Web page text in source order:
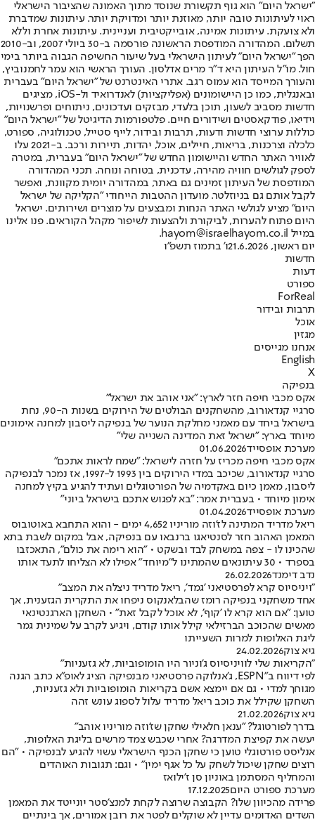
"ישראל היום" הוא גוף תקשורת שנוסד מתוך האמונה שהציבור הישראלי
ראוי לעיתונות טובה יותר, מאוזנת יותר ומדויקת יותר. עיתונות שמדברת
ולא צועקת. עיתונות אמינה, אובייקטיבית ועניינית. עיתונות אחרת וללא
תשלום. המהדורה המודפסת הראשונה פורסמה ב-30 ביולי 2007, וב-2010
הפך "ישראל היום" לעיתון הישראלי בעל שיעור החשיפה הגבוה ביותר בימי
חול. מו"ל העיתון היא ד"ר מרים אדלסון. העורך הראשי הוא עמר לחמנוביץ,
והעורך המייסד הוא עמוס רגב. אתרי האינטרנט של "ישראל היום" בעברית
ובאנגלית, כמו כן היישומונים (אפליקציות) לאנדרואיד ול-iOS, מציגים
חדשות מסביב לשעון, תוכן בלעדי, מבזקים ועדכונים, ניתוחים ופרשנויות,
וידיאו, פודקאסטים ושידורים חיים. פלטפורמות הדיגיטל של "ישראל היום"
כוללות ערוצי חדשות ודעות, תרבות ובידור, לייף סטייל, טכנולוגיה, ספורט,
כלכלה וצרכנות, בריאות, חיילים, אוכל, יהדות, תיירות ורכב. ב-2021 עלו
לאוויר האתר החדש והיישומון החדש של "ישראל היום" בעברית, במטרה
לספק לגולשים חוויה מהירה, עדכנית, בטוחה ונוחה. תכני המהדורה
המודפסת של העיתון זמינים גם באתר, במהדורה יומית מקוונת, ואפשר
לקבל אותם גם בניוזלטר. מועדון ההטבות הייחודי "הקליקה של ישראל
היום" מציע לגולשי האתר הנחות ומבצעים על מוצרים ושירותים. ישראל
היום פתוח להערות, לביקורת ולהצעות לשיפור מקהל הקוראים. פנו אלינו
במייל hayom@israelhayom.co.il.
יום ראשון, 21.6.2026
ו' בתמוז תשפ"ו
חדשות
דעות
ספורט
ForReal
תרבות ובידור
אוכל
מגזין
אנחנו מגייסים
English
X
בנפיקה
אקס מכבי חיפה חזר לארץ: "אני אוהב את ישראל"
סרגיי קנדאורוב, מהשחקנים הבולטים של הירוקים בשנות ה-90, נחת
בישראל ביחד עם מאמני מחלקת הנוער של בנפיקה ליסבון למחנה אימונים
מיוחד בארץ: "ישראל זאת המדינה השנייה שלי"
מערכת אופסייד01.06.2026
אקס מכבי חיפה מכריז על חזרה לישראל: "שמח לראות אתכם"
סרגיי קנדאורוב, שכיכב במדי הירוקים בין 1993 ל-1997, אז נמכר לבנפיקה
ליסבון, מאמן כיום באקדמיה של הפורטוגלים ועתיד להגיע בקיץ למחנה
אימון מיוחד • בעברית אמר: "בא לפגוש אתכם בישראל ביוני"
מערכת אופסייד01.04.2026
ריאל מדריד המתינה לז'וזה מוריניו 4,652 ימים - והוא התחבא באוטובוס
המאמן האהוב חזר לסנטיאגו ברנבאו עם בנפיקה, אבל במקום לשבת בתא
שהכינו לו - צפה במשחק לבד ובשקט • "הוא רימה את כולם", התאכזבו
בספרד • 30 עיתונאים שהמתינו ל"מיוחד" אפילו לא הצליחו לתעד אותו
נדב דימנד26.02.2026
"ויניסיוס קרא לפרסטיאני 'גמד', ריאל מדריד ניצלה את המצב"
אחד משחקני בנפיקה רומז שהבלאנקוס ניפחו את התקרית הגזענית, אך
טוען: "אם הוא קרא לו 'קוף', לא אוכל לקבל זאת" • השחקן הארגנטינאי
מאשים שהכוכב הברזילאי קילל אותו קודם, ויגיע לקרב על שמינית גמר
ליגת האלופות למרות השעייתו
גיא צוק24.02.2026
"הקריאות שלי לוויניסיוס ג'וניור היו הומופוביות, לא גזעניות"
לפי דיווח ב"ESPN, ג'אנלוקה פרסטיאני מבנפיקה הציג לאופ"א כתב הגנה
מגוחך למדי • גם אם יימצא אשם בקריאות הומופוביות ולא גזעניות,
השחקן שקילל את כוכב ריאל מדריד עלול לספוג עונש זהה
גיא צוק21.02.2026
בדרך לפורטוגל? "ענאן חלאילי שחקן שז'וזה מוריניו אוהב"
יעשה את קפיצת המדרגה? אחרי שכבש צמד מרשים בליגת האלופות,
אנליסט פורטוגלי טוען כי שחקן הכנף הישראלי עשוי להגיע לבנפיקה • "הם
רוצים שחקן שיכול לשחק על כל אגף ימין" • וגם: תגובות האוהדים
והמחליף המסתמן באוניון סן ז'ילואז
מערכת ספורט היום17.12.2025
פרידה מהכיוון שלו? הקבוצה שרוצה לקחת למנצ'סטר יונייטד את המאמן
השדים האדומים עדיין לא שוקלים לפטר את רובן אמורים, אך בינתיים